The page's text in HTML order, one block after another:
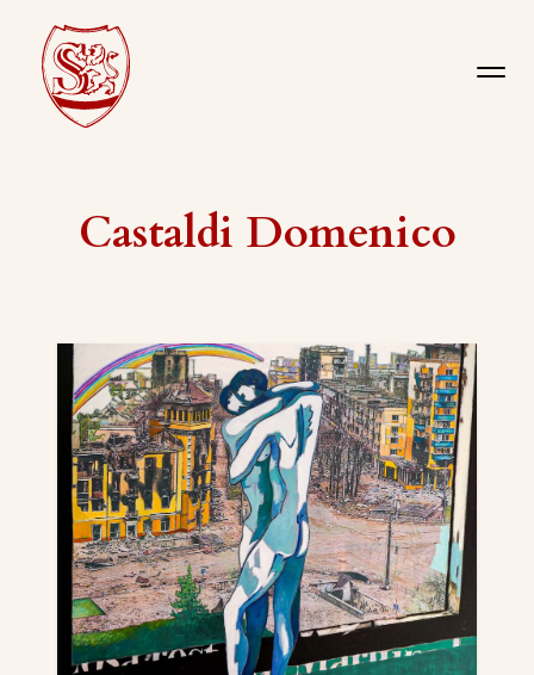
Castaldi Domenico